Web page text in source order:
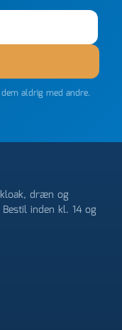
aldrig med andre.
dræn og
inden kl. 14 og